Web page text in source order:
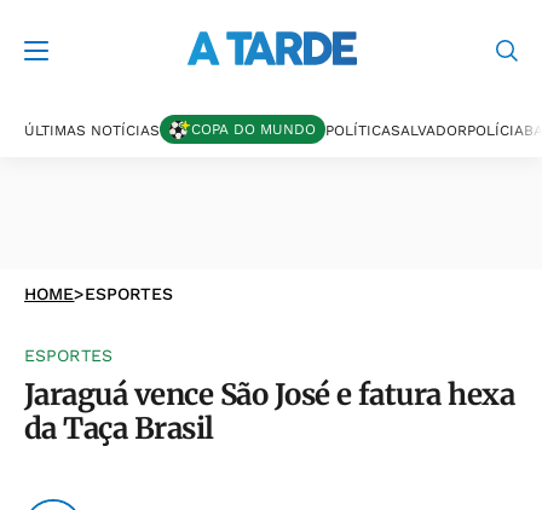
ÚLTIMAS NOTÍCIAS COPA DO MUNDO POLÍTICASALVADORPOLÍCIA
HOME>ESPORTES
ESPORTES
Jaraguá vence São José e fatura hexa
da Taça Brasil